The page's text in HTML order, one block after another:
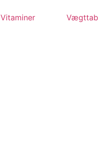
Vitaminer Vægttab